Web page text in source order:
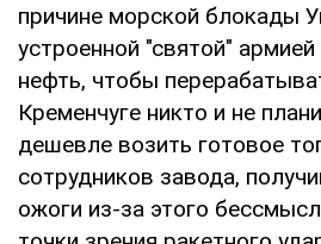
причине морской блокады
устроенной "святой"
нефть, чтобы
Кременчуге никто и не
дешевле возить готовое
сотрудников завода,
ожоги из-за этого